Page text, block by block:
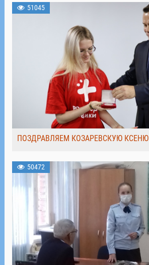
51045
ПОЗДРАВЛЯЕМ КОЗАРЕВСКУЮ КСЕНЮ
50472